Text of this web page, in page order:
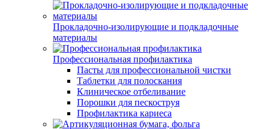
Прокладочно-изолирующие и подкладочные
материалы
Профессиональная профилактика
Пасты для профессиональной чистки
Таблетки для полоскания
Клиническое отбеливание
Порошки для пескоструя
Профилактика кариеса